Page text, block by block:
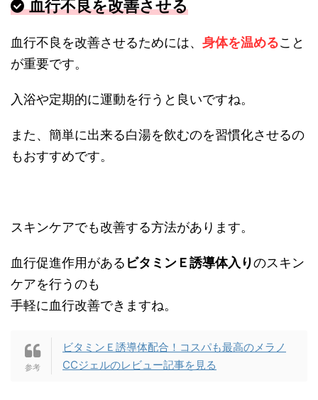
血行不良を改善させる
血行不良を改善させるためには、 身体を温めること
が重要です。
入浴や定期的に運動を行うと良いですね。
また、簡単に出来る白湯を飲むのを習慣化させるの
もおすすめです。
スキンケアでも改善する方法があります。
血行促進作用がある ビタミンＥ誘導体入りのスキン
ケアを行うのも
手軽に血行改善できますね。
ビタミンＥ誘導体配合！コスパも最高のメラノ
CCジェルのレビュー記事を見る